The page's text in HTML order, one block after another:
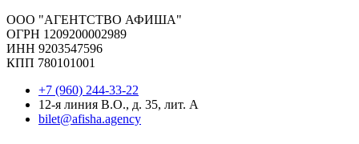
ООО "АГЕНТСТВО АФИША"
ОГРН 1209200002989
ИНН 9203547596
КПП 780101001
+7 (960) 244-33-22
12-я линия В.О., д. 35, лит. А
bilet@afisha.agency